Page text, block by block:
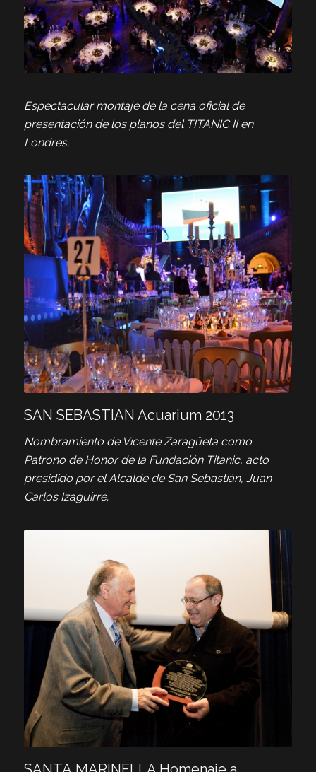
Espectacular montaje de la cena oficial de
presentación de los planos del TITANIC II en
Londres.
SAN SEBASTIAN Acuarium 2013
Nombramiento de Vicente Zaragüeta como
Patrono de Honor de la Fundación Titanic, acto
presidido por el Alcalde de San Sebastián, Juan
Carlos Izaguirre.